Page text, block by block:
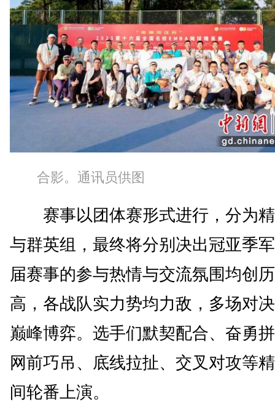
合影。通讯员供图
赛事以团体赛形式进行，分为
与群英组，最终将分别决出冠亚季
届赛事的参与热情与交流氛围均创
高，各战队实力势均力敌，多场对
巅峰博弈。选手们默契配合、奋勇
网前巧吊、底线拉扯、交叉对攻等
间轮番上演。